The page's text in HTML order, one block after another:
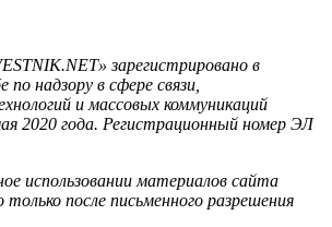
зарегистрировано в
надзору в сфере связи,
и массовых коммуникаций
2020 года. Регистрационный номер ЭЛ
использовании материалов сайта
после письменного разрешения